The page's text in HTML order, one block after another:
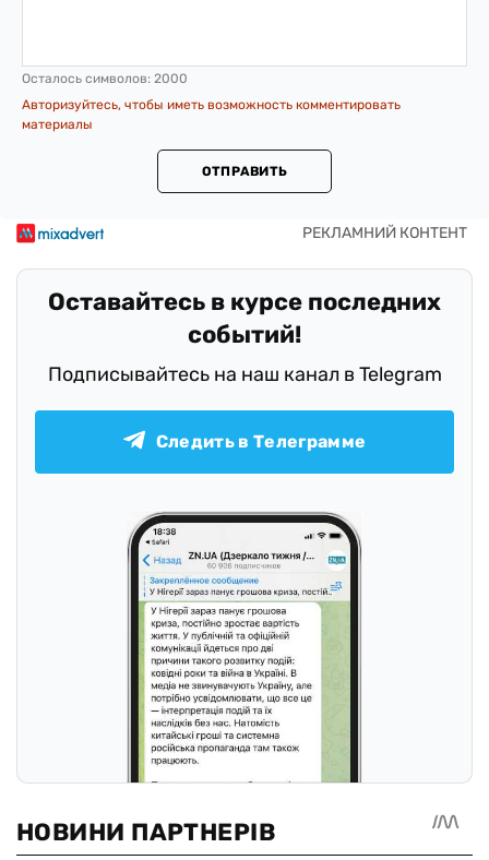
Осталось символов: 2000
Авторизуйтесь, чтобы иметь возможность комментировать
материалы
ОТПРАВИТЬ
Оставайтесь в курсе последних
событий!
Подписывайтесь на наш канал в Telegram
Следить в Телеграмме